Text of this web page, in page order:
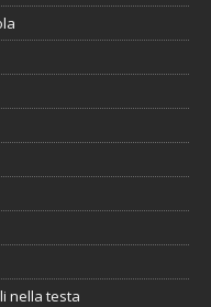
nella testa